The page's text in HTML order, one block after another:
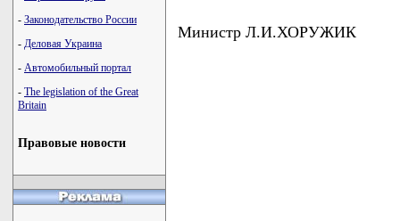
- Законодательство России
- Деловая Украина
- Автомобильный портал
- The legislation of the Great
Britain
Правовые новости
Министр Л.И.ХОРУЖИК